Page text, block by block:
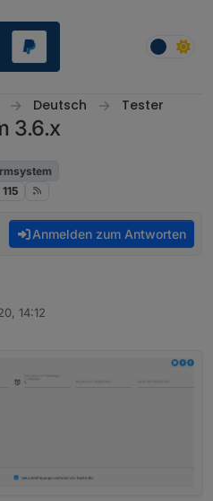
Deutsch Tester
3.6.x
115
Anmelden zum Antworten
14:12